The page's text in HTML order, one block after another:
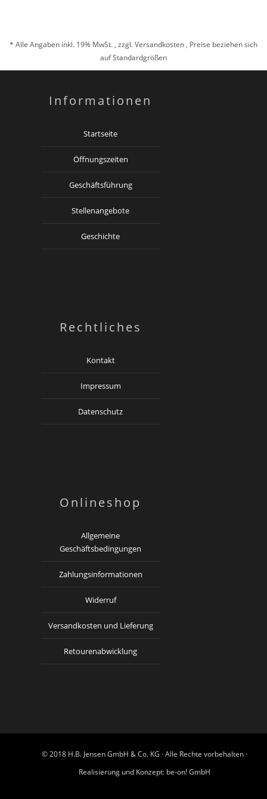
* Alle Angaben inkl. 19% MwSt. , zzgl.Versandkosten , Preise beziehen sich
auf Standardgrößen
Informationen
Startseite
Öffnungszeiten
Geschäftsführung
Stellenangebote
Geschichte
Rechtliches
Kontakt
Impressum
Datenschutz
Onlineshop
Allgemeine
Geschäftsbedingungen
Zahlungsinformationen
Widerruf
Versandkosten und Lieferung
Retourenabwicklung
© 2018 H.B. Jensen GmbH & Co. KG · Alle Rechte vorbehalten ·
Realisierung und Konzept: be-on! GmbH